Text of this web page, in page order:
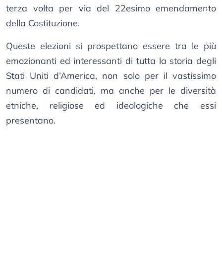
terza volta per via del 22esimo emendamento
della Costituzione.
Queste elezioni si prospettano essere tra le più
emozionanti ed interessanti di tutta la storia degli
Stati Uniti d’America, non solo per il vastissimo
numero di candidati, ma anche per le diversità
etniche, religiose ed ideologiche che essi
presentano.